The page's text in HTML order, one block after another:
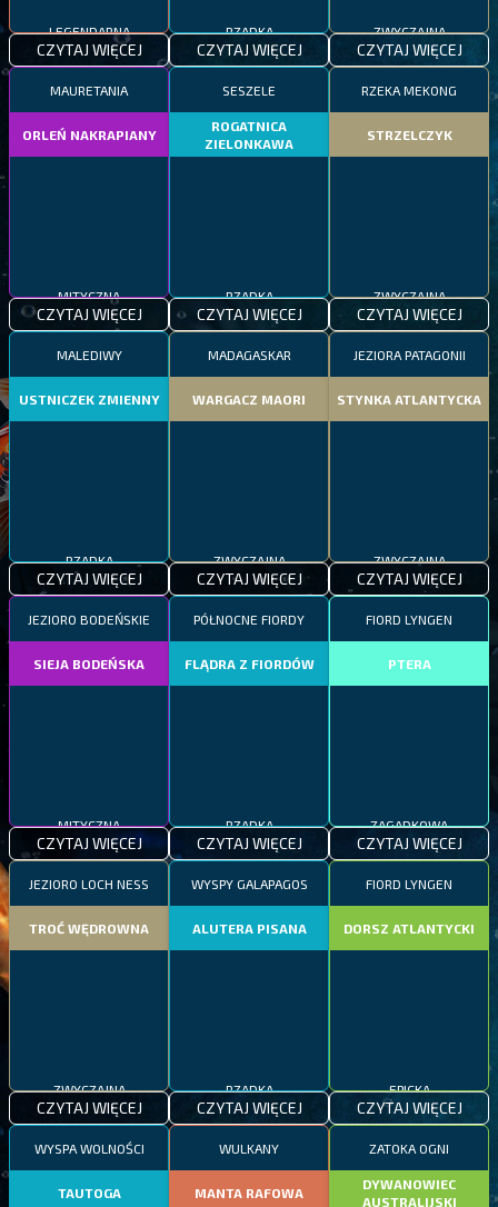
LEGENDARNA
CZYTAJ WIĘCEJ
RZADKA
CZYTAJ WIĘCEJ
ZWYCZAJNA
CZYTAJ WIĘCEJ
MAURETANIA
ORLEŃ NAKRAPIANY
MITYCZNA
CZYTAJ WIĘCEJ
SESZELE
ROGATNICA
ZIELONKAWA
RZADKA
CZYTAJ WIĘCEJ
RZEKA MEKONG
STRZELCZYK
ZWYCZAJNA
CZYTAJ WIĘCEJ
MALEDIWY
USTNICZEK ZMIENNY
RZADKA
CZYTAJ WIĘCEJ
MADAGASKAR
WARGACZ MAORI
ZWYCZAJNA
CZYTAJ WIĘCEJ
JEZIORA PATAGONII
STYNKA ATLANTYCKA
ZWYCZAJNA
CZYTAJ WIĘCEJ
JEZIORO BODEŃSKIE
SIEJA BODEŃSKA
MITYCZNA
CZYTAJ WIĘCEJ
PÓŁNOCNE FIORDY
FLĄDRA Z FIORDÓW
RZADKA
CZYTAJ WIĘCEJ
FIORD LYNGEN
PTERA
ZAGADKOWA
CZYTAJ WIĘCEJ
JEZIORO LOCH NESS
TROĆ WĘDROWNA
ZWYCZAJNA
CZYTAJ WIĘCEJ
WYSPY GALAPAGOS
ALUTERA PISANA
RZADKA
CZYTAJ WIĘCEJ
FIORD LYNGEN
DORSZ ATLANTYCKI
EPICKA
CZYTAJ WIĘCEJ
WYSPA WOLNOŚCI
TAUTOGA
WULKANY
MANTA RAFOWA
ZATOKA OGNI
DYWANOWIEC
AUSTRALIJSKI